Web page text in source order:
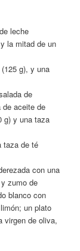
leche
la mitad de un
g), y una
de
de aceite de
g) y una taza
taza de té
con una
zumo de
blanco con
un plato
virgen de oliva,